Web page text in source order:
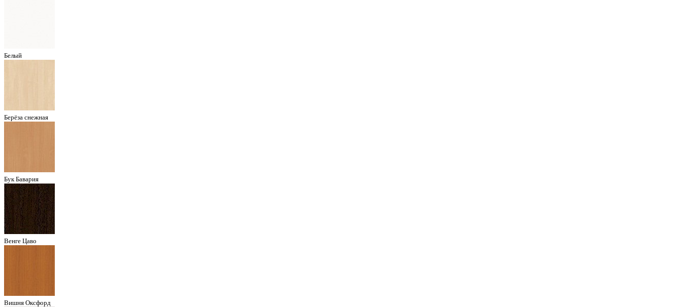
Белый
Берёза снежная
Бук Бавария
Венге Цаво
Вишня Оксфорд